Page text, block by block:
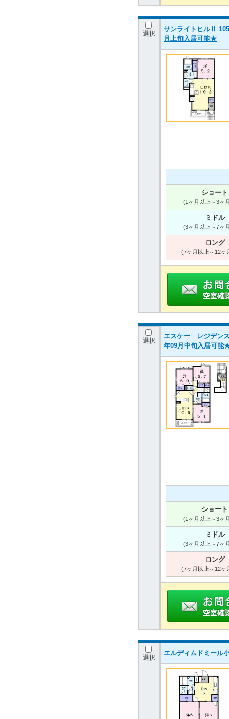
選択
サンライトヒルⅡ
月上旬入居可能★
ショート
(1ヶ月以上～3ヶ
ミドル
(3ヶ月以上～7ヶ
ロング
(7ヶ月以上～12ヶ
選択
エスケー レジデン
年09月中旬入居可能
ショート
(1ヶ月以上～3ヶ
ミドル
(3ヶ月以上～7ヶ
ロング
(7ヶ月以上～12ヶ
選択
エルディムドミール